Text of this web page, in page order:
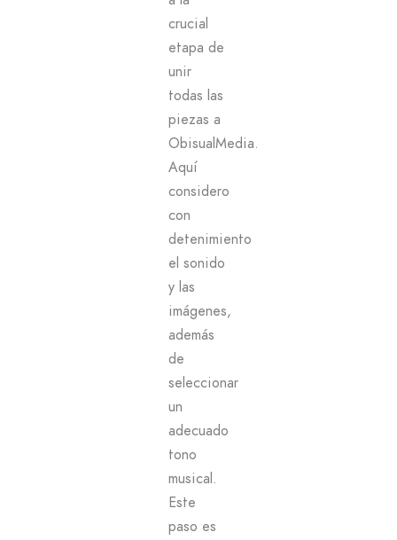
crucial
etapa de
unir
todas las
piezas a
ObisualMedia.
Aquí
considero
con
detenimiento
el sonido
y las
imágenes,
además
de
seleccionar
un
adecuado
tono
musical.
Este
paso es